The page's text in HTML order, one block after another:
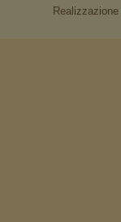
Realizzazione